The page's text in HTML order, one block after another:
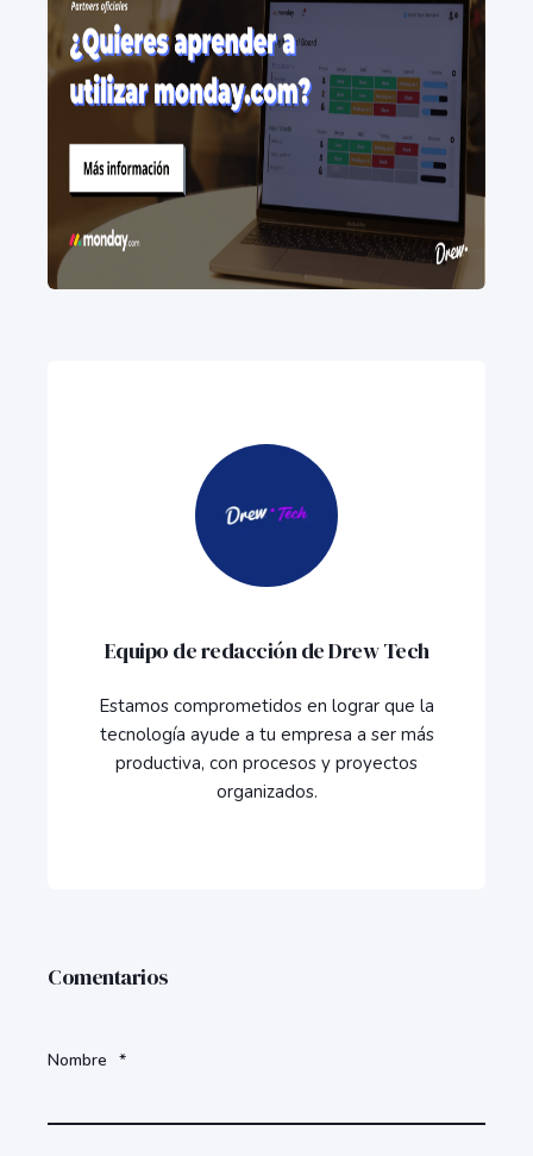
Equipo de redacción de Drew Tech
Estamos comprometidos en lograr que la
tecnología ayude a tu empresa a ser más
productiva, con procesos y proyectos
organizados.
Comentarios
Nombre *